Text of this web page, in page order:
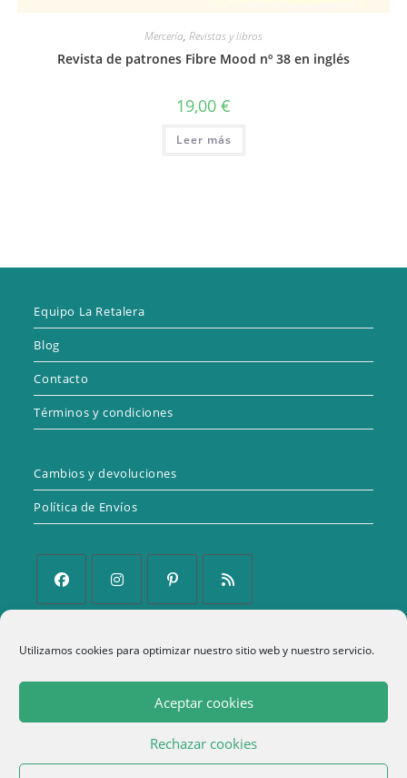
Utilizamos cookies para optimizar nuestro sitio web y nuestro servicio.
Aceptar cookies
Rechazar cookies
Vista rápida
Mercería, Revistas y libros
Revista de patrones Fibre Mood nº 38 en inglés
19,00 €
Leer más
Equipo La Retalera
Blog
Contacto
Términos y condiciones
Cambios y devoluciones
Política de Envíos
Se
en
una
pestaña
Se
en
una
pestaña
Se
en
una
nueva
pestaña
Se
en
una
nueva
pestaña
Política de Privacidad
Aviso Legal
Términos y condiciones